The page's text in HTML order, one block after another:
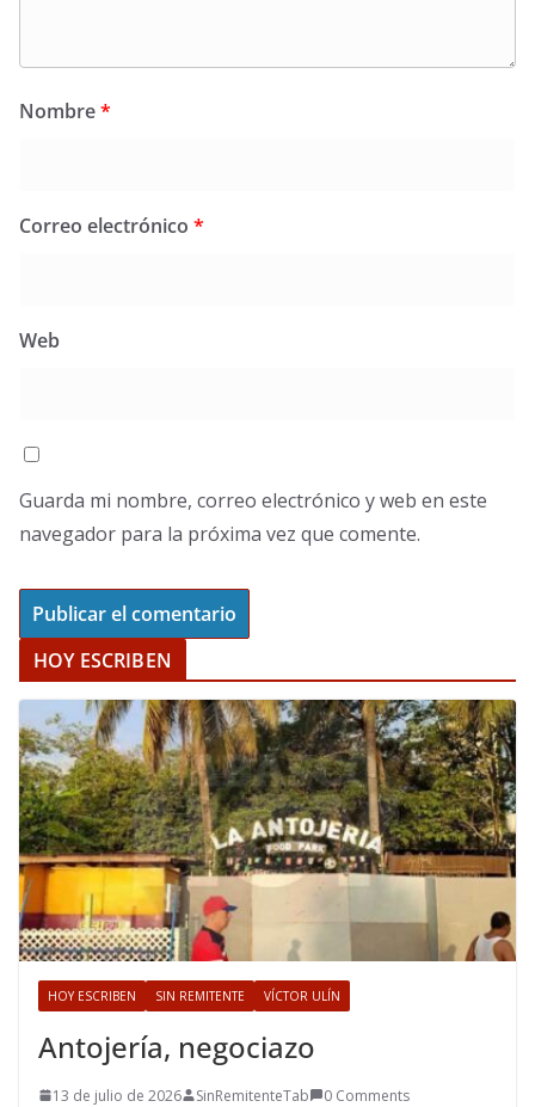
Nombre*
Correo electrónico *
Web
Guarda mi nombre, correo electrónico y web en este
navegador para la próxima vez que comente.
HOY ESCRIBEN
HOY ESCRIBEN SIN REMITENTE VÍCTOR ULÍN
Antojería, negociazo
13 de julio de 2026 SinRemitenteTab 0 Comments